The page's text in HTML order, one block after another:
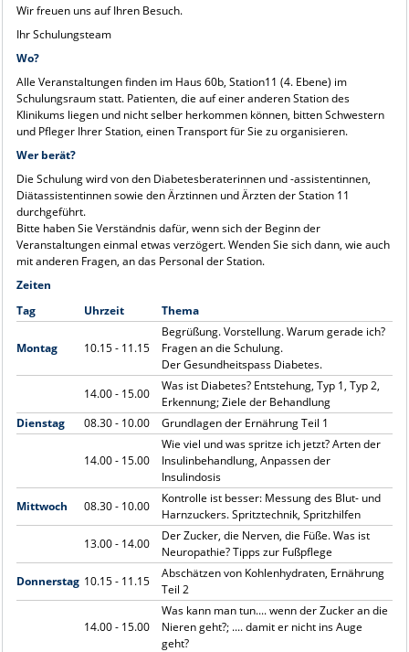
Wir freuen uns auf Ihren Besuch.
Ihr Schulungsteam
Wo?
Alle Veranstaltungen finden im Haus 60b, Station11 (4. Ebene) im
Schulungsraum statt. Patienten, die auf einer anderen Station des
Klinikums liegen und nicht selber herkommen können, bitten Schwestern
und Pfleger Ihrer Station, einen Transport für Sie zu organisieren.
Wer berät?
Die Schulung wird von den Diabetesberaterinnen und -assistentinnen,
Diätassistentinnen sowie den Ärztinnen und Ärzten der Station 11
durchgeführt.
Bitte haben Sie Verständnis dafür, wenn sich der Beginn der
Veranstaltungen einmal etwas verzögert. Wenden Sie sich dann, wie auch
mit anderen Fragen, an das Personal der Station.
Zeiten
Tag
Uhrzeit Thema
Montag 10.15 - 11.15
Begrüßung. Vorstellung. Warum gerade ich?
Fragen an die Schulung.
Der Gesundheitspass Diabetes.
14.00 - 15.00
Was ist Diabetes? Entstehung, Typ 1, Typ 2,
Erkennung; Ziele der Behandlung
Dienstag
08.30 - 10.00 Grundlagen der Ernährung Teil 1
14.00 - 15.00
Wie viel und was spritze ich jetzt? Arten der
Insulinbehandlung, Anpassen der
Insulindosis
Mittwoch
08.30 - 10.00
Kontrolle ist besser: Messung des Blut- und
Harnzuckers. Spritztechnik, Spritzhilfen
13.00 - 14.00
Der Zucker, die Nerven, die Füße. Was ist
Neuropathie? Tipps zur Fußpflege
Donnerstag 10.15 - 11.15
Abschätzen von Kohlenhydraten, Ernährung
Teil 2
14.00 - 15.00
Was kann man tun.... wenn der Zucker an die
Nieren geht?; .... damit er nicht ins Auge
geht?